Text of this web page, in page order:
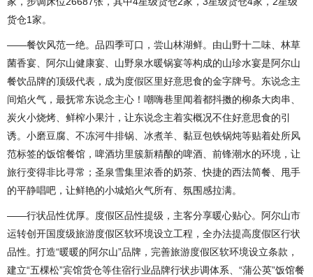
货仓1家。
——餐饮风范一绝。品四季可口，尝山林湖鲜。由山野十二味、林草
菌香宴、阿尔山健康宴、山野泉水暖锅宴等构成的山珍水宴是阿尔山
餐饮品牌的顶级代表，成为度假区里好意思食的金字牌号。东说念主
间焰火气，最抚常东说念主心！嘲嗨巷里闻着都抖擞的柳条大肉串、
炭火小烧烤、鲜榨小果汁，让东说念主着实概况不住好意思食的引
诱。小磨豆腐、不冻河牛排锅、冰煮羊、黏豆包铁锅炖等贴着处所风
范标签的饭馆餐馆，啤酒坊里簇新精酿的啤酒、前锋潮水的环境，让
旅行变得非比寻常；圣泉雪集里浓香的奶茶、快捷的西法简餐、甩手
的平静唱吧，让鲜艳的小城焰火气所有、氛围感拉满。
——行状品性优厚。度假区品性提级，主客分享暖心贴心。阿尔山市
运转创开国度级旅游度假区软环境设立工程，全办法提高度假区行状
品性。打造“暖暖的阿尔山”品牌，完善旅游度假区软环境设立条款，
建立“五棵松”宾馆货仓等住宿行业品牌行状步调体系、“蒲公英”饭馆餐